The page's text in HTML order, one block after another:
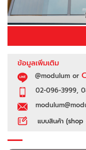
ข้อมูลเพิ่มเติม
@modulum or
02-096-3999,
แบบสินค้า (shop